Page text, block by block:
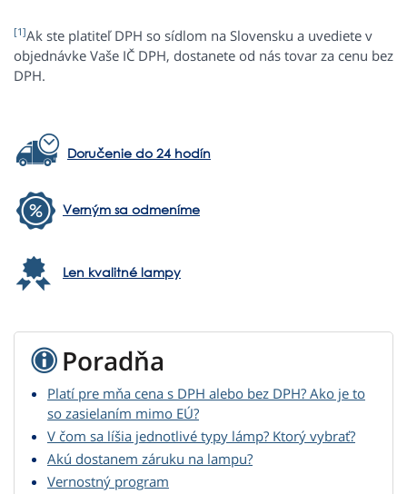
[1]Ak ste platiteľ DPH so sídlom na Slovensku a uvediete v
objednávke Vaše IČ DPH, dostanete od nás tovar za cenu bez
DPH.
Doručenie do 24 hodín
Verným sa odmeníme
Len kvalitné lampy
Poradňa
Platí pre mňa cena s DPH alebo bez DPH? Ako je to
so zasielaním mimo EÚ?
V čom sa líšia jednotlivé typy lámp? Ktorý vybrať?
Akú dostanem záruku na lampu?
Vernostný program